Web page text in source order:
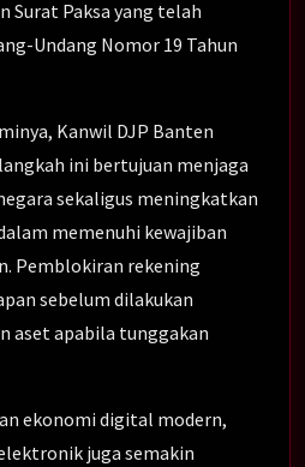
Surat Paksa yang telah
Undang Nomor 19 Tahun
Kanwil DJP Banten
ini bertujuan menjaga
sekaligus meningkatkan
memenuhi kewajiban
Pemblokiran rekening
sebelum dilakukan
aset apabila tunggakan
ekonomi digital modern,
juga semakin